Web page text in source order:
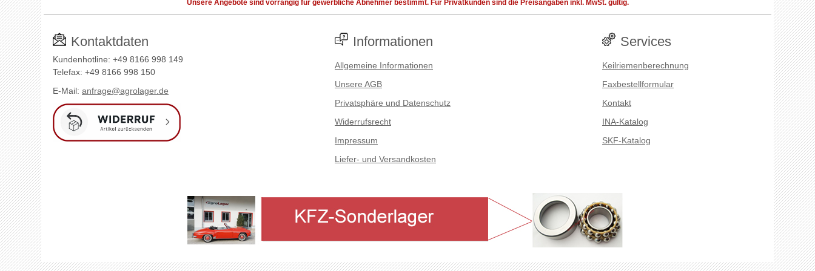
Unsere Angebote sind vorrangig für gewerbliche Abnehmer bestimmt. Für Privatkunden sind die Preisangaben inkl. MwSt. gültig.
Kontaktdaten
Kundenhotline: +49 8166 998 149
Telefax: +49 8166 998 150
E-Mail: anfrage@agrolager.de
Informationen
Allgemeine Informationen
Unsere AGB
Privatsphäre und Datenschutz
Widerrufsrecht
Impressum
Liefer- und Versandkosten
Services
Keilriemenberechnung
Faxbestellformular
Kontakt
INA-Katalog
SKF-Katalog